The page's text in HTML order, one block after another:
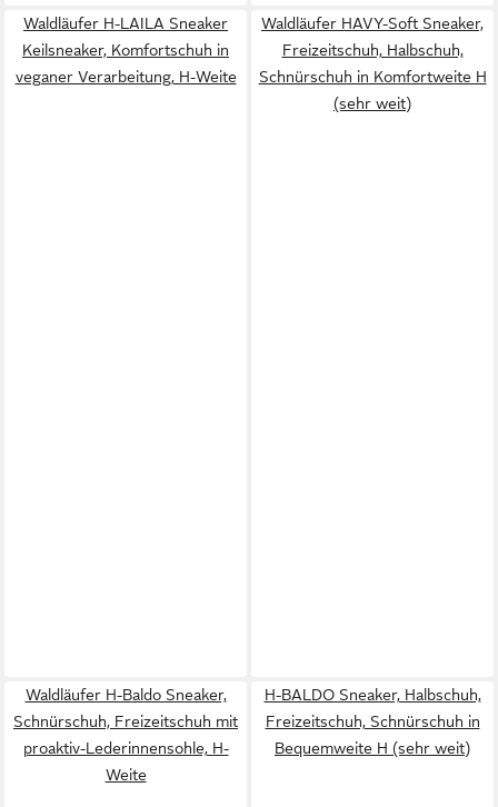
Waldläufer H-LAILA Sneaker
Keilsneaker, Komfortschuh in
veganer Verarbeitung, H-Weite
Waldläufer HAVY-Soft Sneaker,
Freizeitschuh, Halbschuh,
Schnürschuh in Komfortweite H
(sehr weit)
Waldläufer H-Baldo Sneaker,
Schnürschuh, Freizeitschuh mit
proaktiv-Lederinnensohle, H-
Weite
H-BALDO Sneaker, Halbschuh,
Freizeitschuh, Schnürschuh in
Bequemweite H (sehr weit)